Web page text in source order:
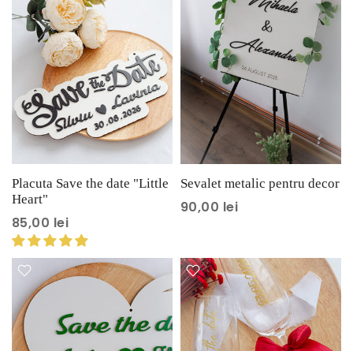
Placuta Save the date "Little
Heart"
85,00 lei
Sevalet metalic pentru decor
90,00 lei